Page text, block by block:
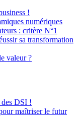
!
numériques
: critère N°1
sa transformation
valeur ?
DSI !
maîtriser le futur